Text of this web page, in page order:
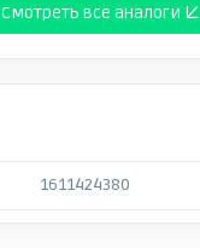
Смотреть все аналоги ↓
1611424380